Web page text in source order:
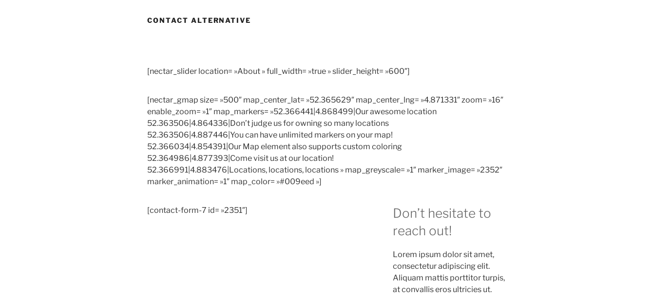
CONTACT ALTERNATIVE
[nectar_slider location= »About » full_width= »true » slider_height= »600″]
[nectar_gmap size= »500″ map_center_lat= »52.365629″ map_center_lng= »4.871331″ zoom= »16″
enable_zoom= »1″ map_markers= »52.366441|4.868499|Our awesome location
52.363506|4.864336|Don’t judge us for owning so many locations
52.363506|4.887446|You can have unlimited markers on your map!
52.366034|4.854391|Our Map element also supports custom coloring
52.364986|4.877393|Come visit us at our location!
52.366991|4.883476|Locations, locations, locations » map_greyscale= »1″ marker_image= »2352″
marker_animation= »1″ map_color= »#009eed »]
[contact-form-7 id= »2351″]
Don’t hesitate to
reach out!
Lorem ipsum dolor sit amet,
consectetur adipiscing elit.
Aliquam mattis porttitor turpis,
at convallis eros ultricies ut.